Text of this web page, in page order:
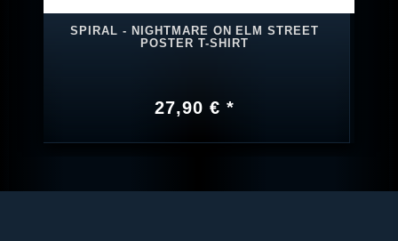
SPIRAL - NIGHTMARE ON ELM STREET
POSTER T-SHIRT
27,90 € *